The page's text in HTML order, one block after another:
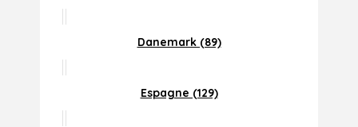
Danemark (89)
Espagne (129)